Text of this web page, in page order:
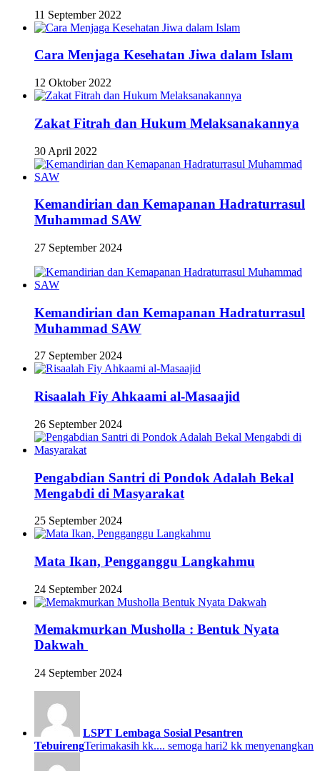
11 September 2022
Cara Menjaga Kesehatan Jiwa dalam Islam
12 Oktober 2022
Zakat Fitrah dan Hukum Melaksanakannya
30 April 2022
Kemandirian dan Kemapanan Hadraturrasul
Muhammad SAW
27 September 2024
Kemandirian dan Kemapanan Hadraturrasul
Muhammad SAW
27 September 2024
Risaalah Fiy Ahkaami al-Masaajid
26 September 2024
Pengabdian Santri di Pondok Adalah Bekal
Mengabdi di Masyarakat
25 September 2024
Mata Ikan, Pengganggu Langkahmu
24 September 2024
Memakmurkan Musholla : Bentuk Nyata
Dakwah
24 September 2024
LSPT Lembaga Sosial Pesantren
TebuirengTerimakasih kk.... semoga hari2 kk menyenangkan